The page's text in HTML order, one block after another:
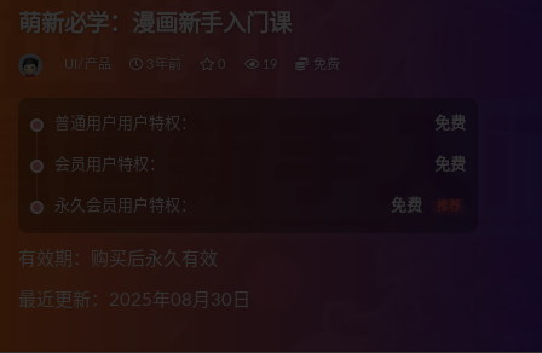
萌新必学：漫画新手入门课
UI/产品 3年前 0 19 免费
普通用户用户特权： 免费
会员用户特权： 免费
永久会员用户特权： 免费 推荐
有效期：购买后永久有效
最近更新：2025年08月30日